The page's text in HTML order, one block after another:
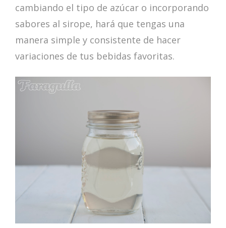
cambiando el tipo de azúcar o incorporando
sabores al sirope, hará que tengas una
manera simple y consistente de hacer
variaciones de tus bebidas favoritas.